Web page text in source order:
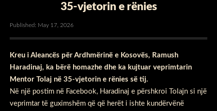
35-vjetorin e rënies
Published: May 17, 2026
Kreu i Aleancës për Ardhmërinë e Kosovës, Ramush
Haradinaj, ka bërë homazhe dhe ka kujtuar veprimtarin
Mentor Tolaj në 35-vjetorin e rënies së tij.
Në një postim në Facebook, Haradinaj e përshkroi Tolajn si një
veprimtar të guximshëm që që herët i ishte kundërvënë